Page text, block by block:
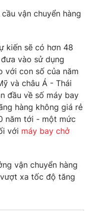
vận chuyển hàng
kiến sẽ có hơn 48
vào sử dụng
với con số của năm
và châu Á - Thái
đầu về số máy bay
hàng không giá rẻ
năm tới - một mức
với máy bay chở
vận chuyển hàng
xa tốc độ tăng